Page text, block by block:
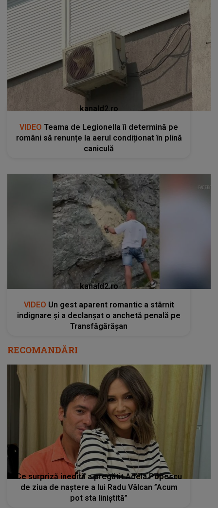
kanald2.ro
VIDEO Teama de Legionella îi determină pe
români să renunțe la aerul condiționat în plină
caniculă
kanald2.ro
VIDEO Un gest aparent romantic a stârnit
indignare și a declanșat o anchetă penală pe
Transfăgărășan
RECOMANDĂRI
Ce surpriză inedită a pregătit Adela Popescu
de ziua de naștere a lui Radu Vâlcan ”Acum
pot sta liniștită”